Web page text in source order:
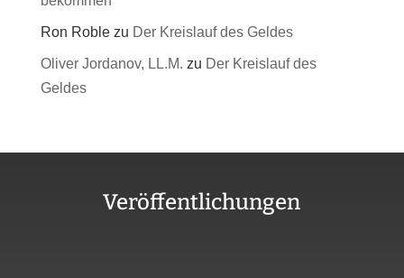
Ron Roblezu Der Kreislauf des Geldes
Oliver Jordanov, LL.M. zu Der Kreislauf des
Geldes
Veröffentlichungen